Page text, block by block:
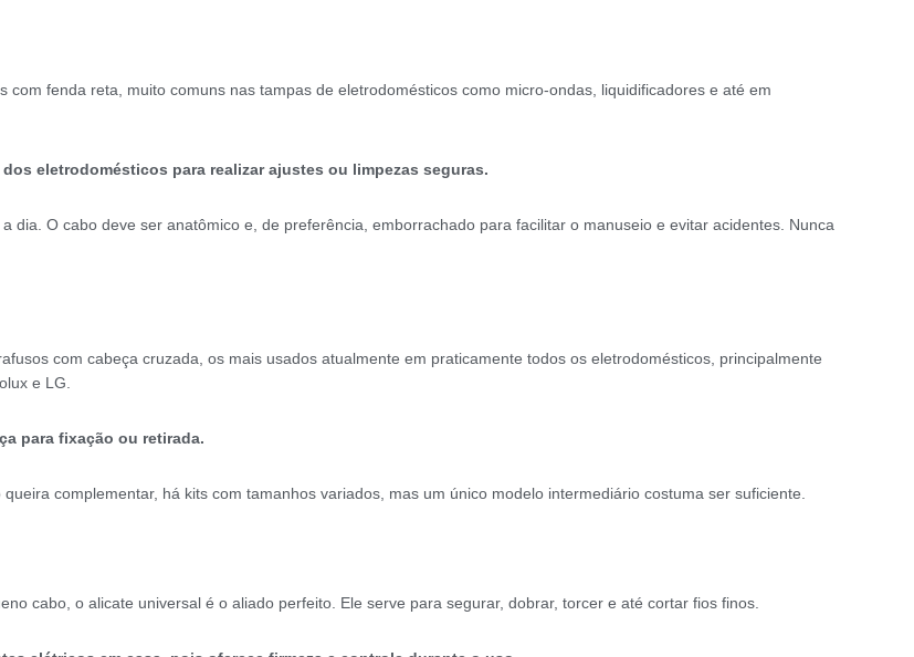
fenda reta, muito comuns nas tampas de eletrodomésticos como micro-ondas, liquidificadores e até em
eletrodomésticos para realizar ajustes ou limpezas seguras.
dia. O cabo deve ser anatômico e, de preferência, emborrachado para facilitar o manuseio e evitar acidentes. Nunca
com cabeça cruzada, os mais usados atualmente em praticamente todos os eletrodomésticos, principalmente
e LG.
para fixação ou retirada.
complementar, há kits com tamanhos variados, mas um único modelo intermediário costuma ser suficiente.
cabo, o alicate universal é o aliado perfeito. Ele serve para segurar, dobrar, torcer e até cortar fios finos.